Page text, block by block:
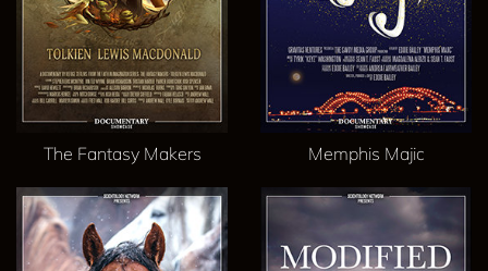
The Fantasy Makers Memphis Majic